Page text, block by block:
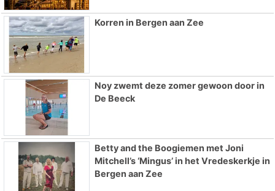
Korren in Bergen aan Zee
Noy zwemt deze zomer gewoon door in
De Beeck
Betty and the Boogiemen met Joni
Mitchell’s ‘Mingus’ in het Vredeskerkje in
Bergen aan Zee